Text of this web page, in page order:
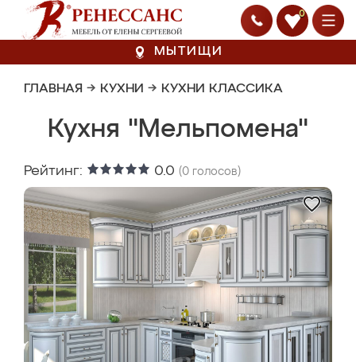
0
МЫТИЩИ
ГЛАВНАЯ → КУХНИ → КУХНИ КЛАССИКА
Кухня "Мельпомена"
Рейтинг: 0.0 (0 голосов)